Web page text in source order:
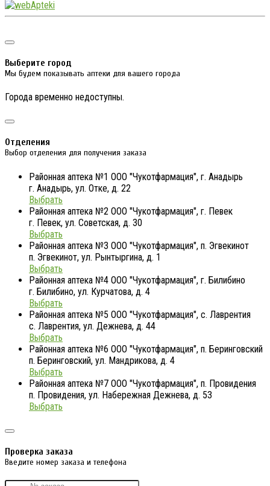
Выберите город
Мы будем показывать аптеки для вашего города
Города временно недоступны.
Отделения
Выбор отделения для получения заказа
Районная аптека №1 ООО "Чукотфармация", г. Анадырь
г. Анадырь, ул. Отке, д. 22
Выбрать
Районная аптека №2 ООО "Чукотфармация", г. Певек
г. Певек, ул. Советская, д. 30
Выбрать
Районная аптека №3 ООО "Чукотфармация", п. Эгвекинот
п. Эгвекинот, ул. Рынтыргина, д. 1
Выбрать
Районная аптека №4 ООО "Чукотфармация", г. Билибино
г. Билибино, ул. Курчатова, д. 4
Выбрать
Районная аптека №5 ООО "Чукотфармация", с. Лаврентия
с. Лаврентия, ул. Дежнева, д. 44
Выбрать
Районная аптека №6 ООО "Чукотфармация", п. Беринговский
п. Беринговский, ул. Мандрикова, д. 4
Выбрать
Районная аптека №7 ООО "Чукотфармация", п. Провидения
п. Провидения, ул. Набережная Дежнева, д. 53
Выбрать
Проверка заказа
Введите номер заказа и телефона